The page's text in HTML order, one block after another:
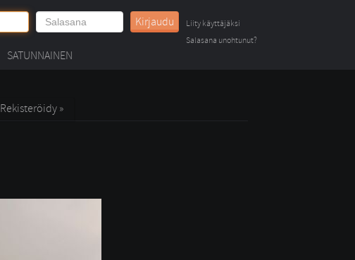
Kirjaudu
Liity käyttäjäksi
Salasana unohtunut?
SATUNNAINEN
Rekisteröidy »